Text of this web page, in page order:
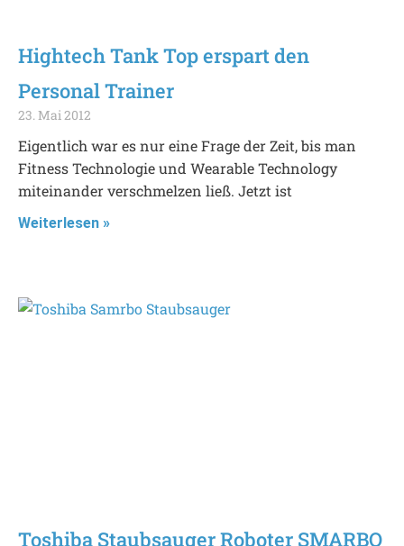
Hightech Tank Top erspart den
Personal Trainer
23. Mai 2012
Eigentlich war es nur eine Frage der Zeit, bis man
Fitness Technologie und Wearable Technology
miteinander verschmelzen ließ. Jetzt ist
Weiterlesen »
Toshiba Staubsauger Roboter SMARBO